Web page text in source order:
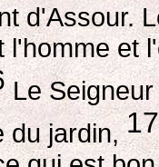
d'Assour.
l'homme et
Le Seigneur
du jardin,17